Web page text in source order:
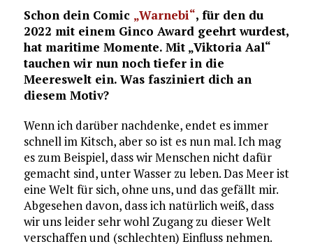
Schon dein Comic „Warnebi“, für den du
2022 mit einem Ginco Award geehrt wurdest,
hat maritime Momente. Mit „Viktoria Aal“
tauchen wir nun noch tiefer in die
Meereswelt ein. Was fasziniert dich an
diesem Motiv?
Wenn ich darüber nachdenke, endet es immer
schnell im Kitsch, aber so ist es nun mal. Ich mag
es zum Beispiel, dass wir Menschen nicht dafür
gemacht sind, unter Wasser zu leben. Das Meer ist
eine Welt für sich, ohne uns, und das gefällt mir.
Abgesehen davon, dass ich natürlich weiß, dass
wir uns leider sehr wohl Zugang zu dieser Welt
verschaffen und (schlechten) Einfluss nehmen.